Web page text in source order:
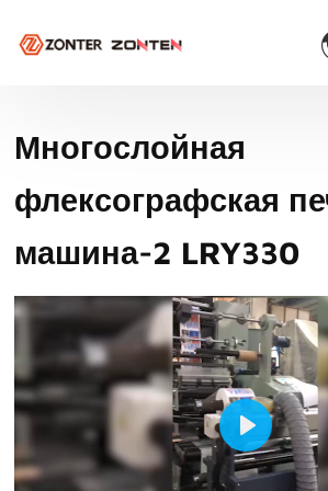
Многослойная
флексографская
машина-2 LRY330
Play